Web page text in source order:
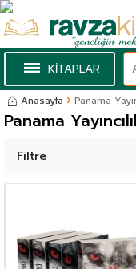
KİTAPLAR
Anasayfa Panama
Panama
Filtre